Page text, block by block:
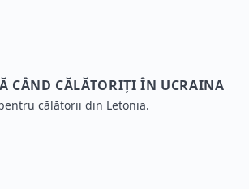
CÂND CĂLĂTORIȚI ÎN UCRAINA
călătorii din Letonia.